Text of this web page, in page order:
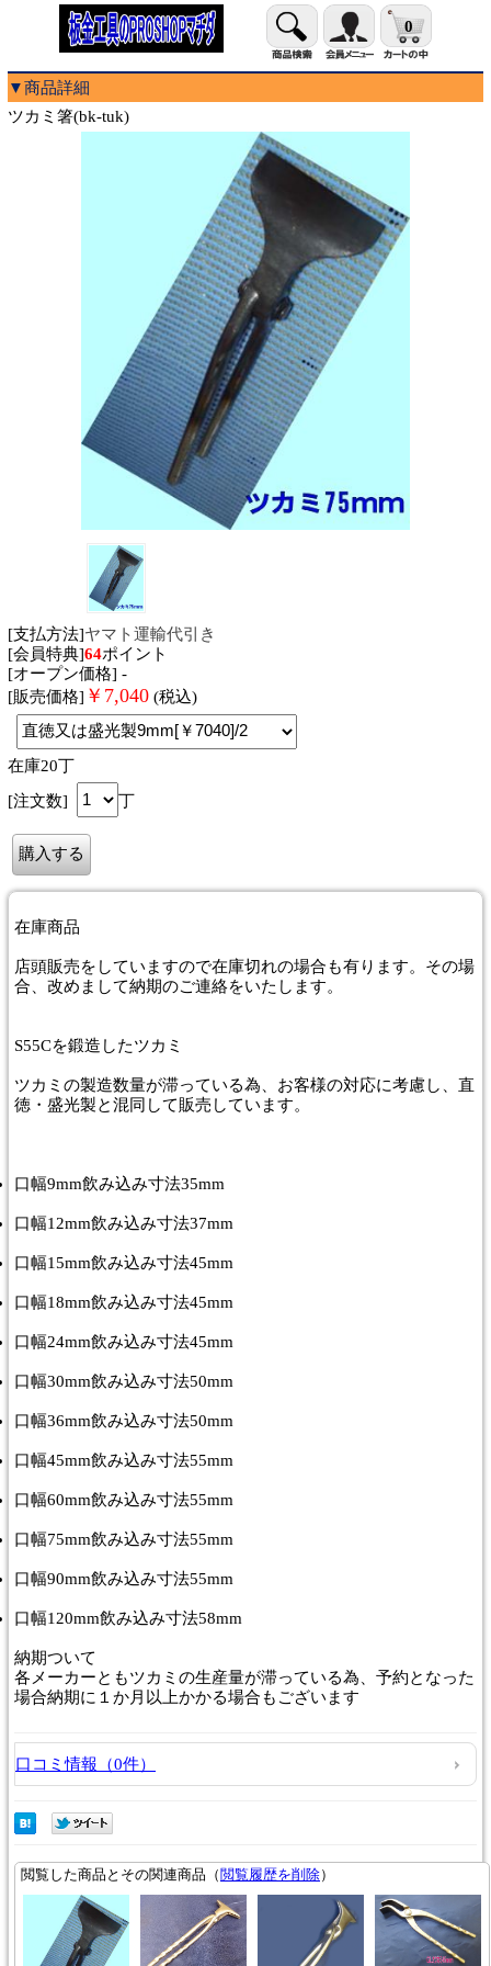
0
▼商品詳細
ツカミ箸(bk-tuk)
[支払方法]ヤマト運輸代引き
[会員特典]64ポイント
[オープン価格] -
[販売価格] ￥ 7,040 (税込)
在庫20丁
[注文数]
丁
在庫商品
店頭販売をしていますので在庫切れの場合も有ります。その場
合、改めまして納期のご連絡をいたします。
S55Cを鍛造したツカミ
ツカミの製造数量が滞っている為、お客様の対応に考慮し、直
徳・盛光製と混同して販売しています。
口幅9mm飲み込み寸法35mm
口幅12mm飲み込み寸法37mm
口幅15mm飲み込み寸法45mm
口幅18mm飲み込み寸法45mm
口幅24mm飲み込み寸法45mm
口幅30mm飲み込み寸法50mm
口幅36mm飲み込み寸法50mm
口幅45mm飲み込み寸法55mm
口幅60mm飲み込み寸法55mm
口幅75mm飲み込み寸法55mm
口幅90mm飲み込み寸法55mm
口幅120mm飲み込み寸法58mm
納期ついて
各メーカーともツカミの生産量が滞っている為、予約となった
場合納期に１か月以上かかる場合もございます
口コミ情報（0件）